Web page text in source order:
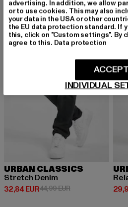
NEU -27%
URBAN CLASSICS
Stretch Denim
32,84 EUR
Derzeitiger Preis: 32,84 EUR
44,99 EURAktionspreis: 44,99
-
advertising. In addition, we allow
or to use cookies. This may also
your data in the USA or other
the EU data protection standard. If
this, click on "Custom settings". By
agree to this. Data protection
INDIVIDUAL
ACCEPT